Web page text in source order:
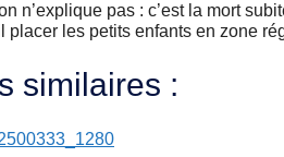
n’explique pas : c’est la mort
placer les petits enfants en zone
similaires :